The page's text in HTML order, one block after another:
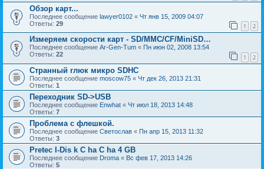
Обзор карт...
Последнее сообщение lawyer0102 « Чт янв 15, 2009 04:07
Ответы: 29 1 2
Измеряем скорости карт - SD/MMC/CF/MiniSD…
Последнее сообщение Ar-Gen-Tum « Пн июн 02, 2008 13:54
Ответы: 22 1 2
Странный глюк микро SDHC
Последнее сообщение moscow75 « Чт дек 26, 2013 21:31
Ответы: 1
Переходник SD->USB
Последнее сообщение Enwhat « Чт июл 18, 2013 14:48
Ответы: 7
Проблема с флешкой.
Последнее сообщение Светослав « Пн апр 15, 2013 11:32
Ответы: 3
Рretec I-Dis k C ha C ha 4 GB
Последнее сообщение Droma « Вс фев 17, 2013 14:26
Ответы: 5